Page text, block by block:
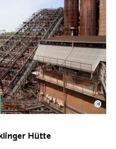
Völklinger Hütte mit
Völklinger Hütte | Karl
©
Hütte